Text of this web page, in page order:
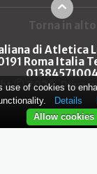
Torna in alto
di Atletica
Roma Italia
© 2026
use of cookies to
Details
Allow cookies